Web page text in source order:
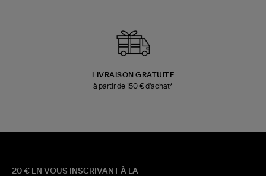
LIVRAISON GRATUITE
à partir de 150 € d'achat*
20 € EN VOUS INSCRIVANT À LA